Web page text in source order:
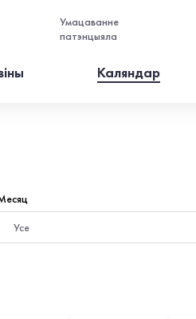
Умацаванне
патэнцыяла
Каляндар